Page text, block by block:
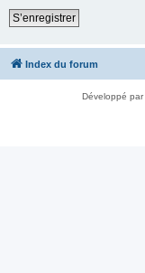
S’enregistrer
Index du forum
Développé par